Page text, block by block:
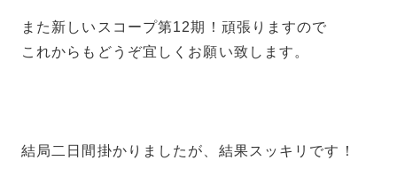
また新しいスコープ第12期！頑張りますので
これからもどうぞ宜しくお願い致します。
結局二日間掛かりましたが、結果スッキリです！